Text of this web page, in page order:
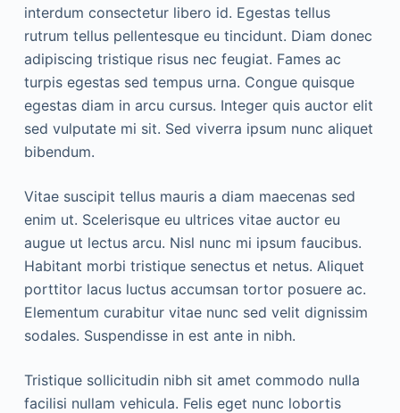
interdum consectetur libero id. Egestas tellus
rutrum tellus pellentesque eu tincidunt. Diam donec
adipiscing tristique risus nec feugiat. Fames ac
turpis egestas sed tempus urna. Congue quisque
egestas diam in arcu cursus. Integer quis auctor elit
sed vulputate mi sit. Sed viverra ipsum nunc aliquet
bibendum.
Vitae suscipit tellus mauris a diam maecenas sed
enim ut. Scelerisque eu ultrices vitae auctor eu
augue ut lectus arcu. Nisl nunc mi ipsum faucibus.
Habitant morbi tristique senectus et netus. Aliquet
porttitor lacus luctus accumsan tortor posuere ac.
Elementum curabitur vitae nunc sed velit dignissim
sodales. Suspendisse in est ante in nibh.
Tristique sollicitudin nibh sit amet commodo nulla
facilisi nullam vehicula. Felis eget nunc lobortis